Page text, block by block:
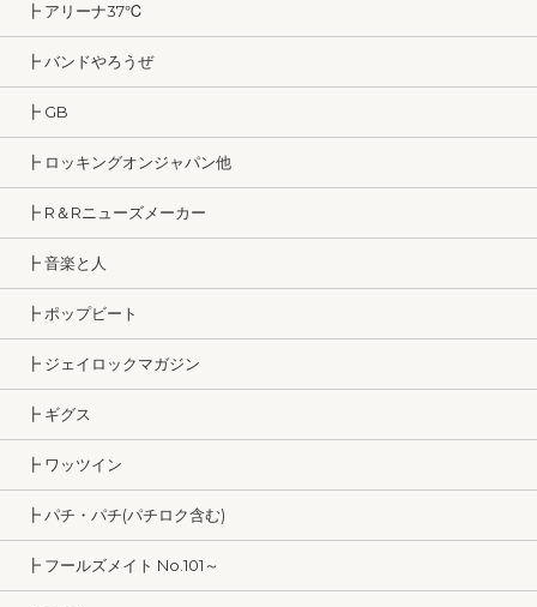
┣ アリーナ37℃
┣ バンドやろうぜ
┣ GB
┣ ロッキングオンジャパン他
┣ R＆Rニューズメーカー
┣ 音楽と人
┣ ポップビート
┣ ジェイロックマガジン
┣ ギグス
┣ ワッツイン
┣ パチ・パチ(パチロク含む)
┣ フールズメイト No.101～